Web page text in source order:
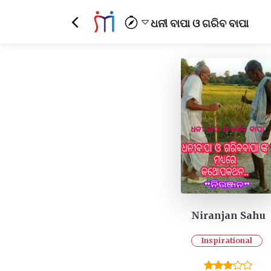
ଧନୀ ବାପା ଓ ଗରିବ ବାପା
Niranjan Sahu
Inspirational